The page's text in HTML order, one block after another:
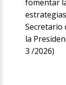
fomentar
Secretario
la
3 /2026)